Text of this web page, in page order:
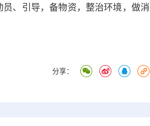
、引导，备物资，整治环境，做消
分享：